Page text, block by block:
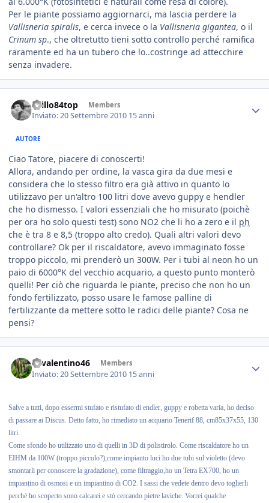
Per le piante possiamo aggiornarci, ma lascia perdere la
Vallisneria spiralis, e cerca invece o la Vallisneria gigantea, o il
Crinum sp., che oltretutto tieni sotto controllo perché ramifica
raramente ed ha un tubero che lo..costringe ad attecchire
senza invadere.
spillo84top Members
Inviato:20 Settembre 2010 15 anni
AUTORE
Ciao Tatore, piacere di conoscerti!
Allora, andando per ordine, la vasca gira da due mesi e
considera che lo stesso filtro era già attivo in quanto lo
utilizzavo per un'altro 100 litri dove avevo guppy e hendler
che ho dismesso. I valori essenziali che ho misurato (poichè
per ora ho solo questi test) sono NO2 che li ho a zero e il ph
che è tra 8 e 8,5 (troppo alto credo). Quali altri valori devo
controllare? Ok per il riscaldatore, avevo immaginato fosse
troppo piccolo, mi prenderò un 300W. Per i tubi al neon ho un
paio di 6000°K del vecchio acquario, a questo punto monterò
quelli! Per ciò che riguarda le piante, preciso che non ho un
fondo fertilizzato, posso usare le famose palline di
fertilizzante da mettere sotto le radici delle piante? Cosa ne
pensi?
46valentino46 Members
Inviato:20 Settembre 2010 15 anni
Salve a tutti, dopo essermi stufato e ristufato di endler, guppy e robetta varia, ho deciso
di passare ai Discus. Detto fatto, ho rimediato un acquario Tenerif 88, cm85x37x55, 130
litri.
Come sfondo ho utilizzato uno di quelli in 3D di polistirolo. Come riscaldatore ho un
EIHM da 100W (troppo piccolo?),come impianto luci ho due tubi sul violetto (devo
smontarli per conoscere la gradazione), come filtraggio,ho un Tetra EX700, ho un
impiantino di osmosi e un impiantino di CO2. I sassi che vedete dentro devo toglierli
perchè ho scoperto sono calcarei e stò cercando pietre laviche. Vorrei qualche